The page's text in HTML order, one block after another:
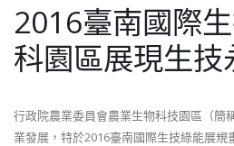
2016臺南國際
科園區展現生技
行政院農業委員會農業生物科技園區（簡
業發展，特於2016臺南國際生技綠能展